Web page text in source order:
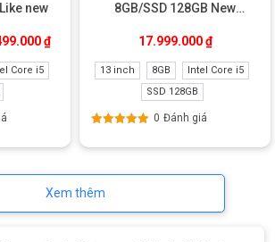
new
là: 16.999.000 ₫.
₫Giá hiện tại là: 14.499.000 ₫.
Core i5
8GB/SSD 128GB New
17.999.000₫
13 inch 8GB
Intel Core i5
SSD 128GB
0 Đánh giá
Xem thêm